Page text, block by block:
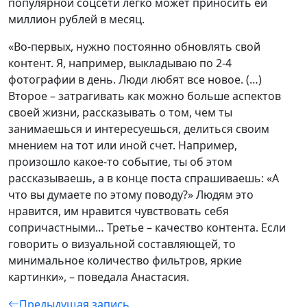
миллион рублей в месяц.
«Во-первых, нужно постоянно обновлять свой
контент. Я, например, выкладываю по 2-4
фотографии в день. Люди любят все новое. (…)
Второе – затрагивать как можно больше аспектов
своей жизни, рассказывать о том, чем ты
занимаешься и интересуешься, делиться своим
мнением на тот или иной счет. Например,
произошло какое-то событие, ты об этом
рассказываешь, а в конце поста спрашиваешь: «А
что вы думаете по этому поводу?» Людям это
нравится, им нравится чувствовать себя
сопричастными… Третье – качество контента. Если
говорить о визуальной составляющей, то
минимальное количество фильтров, яркие
картинки», – поведала Анастасия.